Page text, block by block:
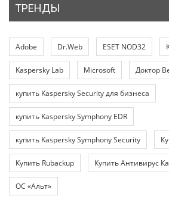
ТРЕНДЫ
Adobe Dr.Web ESET NOD32
Kaspersky Lab Microsoft Доктор
купить Kaspersky Security для бизнеса
купить Kaspersky Symphony EDR
купить Kaspersky Symphony Security
Купить Rubackup Купить Антивирус
ОС «Альт»